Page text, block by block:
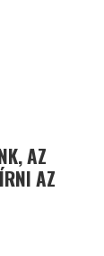
AZ
AZ